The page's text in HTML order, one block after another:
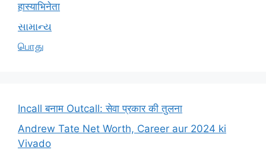
हास्याभिनेता
સામાન્ય
பொது
Incall बनाम Outcall: सेवा प्रकार की तुलना
Andrew Tate Net Worth, Career aur 2024 ki
Vivado